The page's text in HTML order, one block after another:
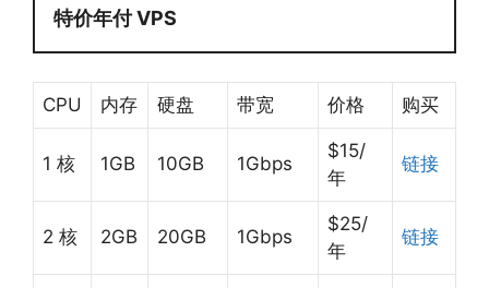
特价年付 VPS
CPU 内存 硬盘 带宽 价格 购买
1 核 1GB 10GB 1Gbps
$15/
年
链接
2 核 2GB 20GB 1Gbps
$25/
年
链接